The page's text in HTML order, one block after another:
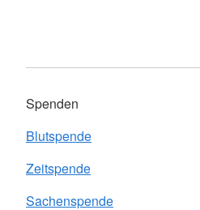
Spenden
Blutspende
Zeitspende
Sachenspende